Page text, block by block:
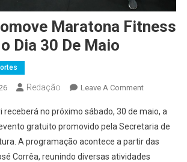
Maratona Fitness
Dia 30 De Maio
Redação Leave A CommentOn
Promove
Maratona
Fitness
Gratuita
receberá no próximo sábado, 30 de maio, a
gratuito promovido pela Secretaria de
A programação acontece a partir das
Corrêa, reunindo diversas atividades